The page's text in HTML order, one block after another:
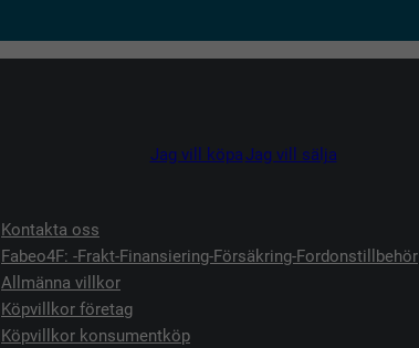
Jag vill köpaJag vill sälja
Kontakta oss
Fabeo4F: -Frakt-Finansiering-Försäkring-Fordonstillbehör
Allmänna villkor
Köpvillkor företag
Köpvillkor konsumentköp